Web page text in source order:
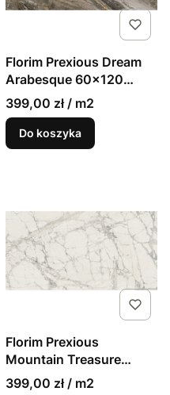
Florim Prexious Dream
Arabesque 60x120
połysk 9mm gres
marmur
399,00 zł / m2
Do koszyka
Florim Prexious
Mountain Treasure
60x120 połysk 9mm
399,00 zł / m2